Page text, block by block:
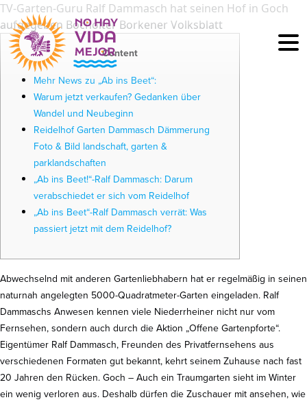
TV-Garten-Guru Ralf Dammasch hat seinen Hof in Goch
aufgegeben Bocholter Borkener Volksblatt
Content
Mehr News zu „Ab ins Beet“:
Warum jetzt verkaufen? Gedanken über
Wandel und Neubeginn
Reidelhof Garten Dammasch Dämmerung
Foto & Bild landschaft, garten &
parklandschaften
„Ab ins Beet!“-Ralf Dammasch: Darum
verabschiedet er sich vom Reidelhof
„Ab ins Beet“-Ralf Dammasch verrät: Was
passiert jetzt mit dem Reidelhof?
Abwechselnd mit anderen Gartenliebhabern hat er regelmäßig in seinen
naturnah angelegten 5000-Quadratmeter-Garten eingeladen. Ralf
Dammaschs Anwesen kennen viele Niederrheiner nicht nur vom
Fernsehen, sondern auch durch die Aktion „Offene Gartenpforte“.
Eigentümer Ralf Dammasch, Freunden des Privatfernsehens aus
verschiedenen Formaten gut bekannt, kehrt seinem Zuhause nach fast
20 Jahren den Rücken. Goch – Auch ein Traumgarten sieht im Winter
ein wenig verloren aus. Deshalb dürfen die Zuschauer mit ansehen, wie